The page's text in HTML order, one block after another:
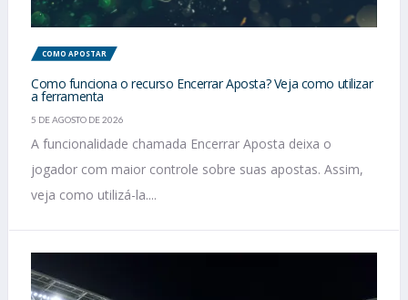
COMO APOSTAR
Como funciona o recurso Encerrar Aposta? Veja como utilizar
a ferramenta
5 DE AGOSTO DE 2026
A funcionalidade chamada Encerrar Aposta deixa o
jogador com maior controle sobre suas apostas. Assim,
veja como utilizá-la....